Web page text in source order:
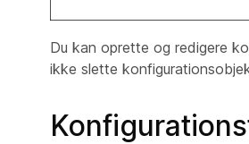
Du kan oprette og redigere
ikke slette